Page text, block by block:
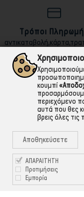
Τρόποι
κουμπί
περιεχόμενο
αυτά που θες
βρεις όλες τις
Αποθηκεύσετε
ΑΠΑΡΑΙΤΗΤΗ
Προτιμήσεις
Εμπορία